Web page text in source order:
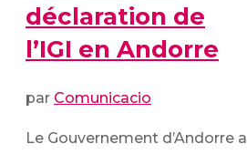
déclaration de
l’IGI en Andorre
par Comunicacio
Le Gouvernement d’Andorre a